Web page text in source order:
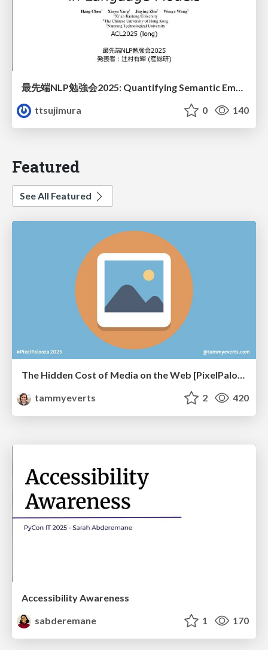
最先端NLP勉強会2025: Quantifying Semantic Emergence in Language Models
ttsujimura
0 140
Featured
See All Featured
tammyeverts
2 420
Accessibility Awareness
sabderemane
1 170